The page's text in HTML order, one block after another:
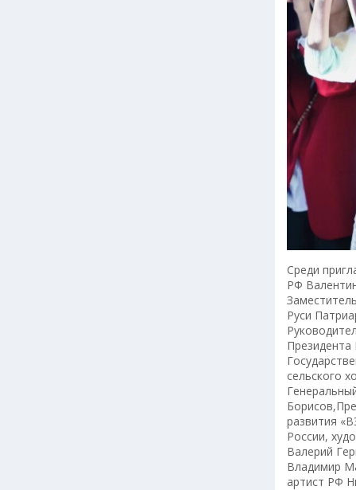
Среди
РФ
Руси
сельского
развития
России,
Валерий
Владимир
артист РФ